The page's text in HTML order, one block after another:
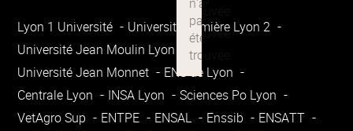
Lyon 1 Université
Université Lumière Lyon 2
Université Jean Moulin Lyon 3
Université Jean Monnet
ENS de Lyon
Centrale Lyon
INSA Lyon
Sciences Po Lyon
VetAgro Sup
ENTPE ENSAL Enssib
ENSATT